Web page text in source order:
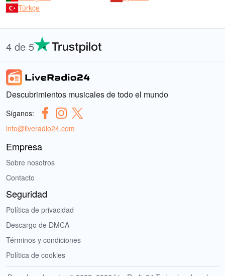
Türkçe
4 de 5
Descubrimientos musicales de todo el mundo
Síganos:
info@liveradio24.com
Empresa
Sobre nosotros
Contacto
Seguridad
Política de privacidad
Descargo de DMCA
Términos y condiciones
Política de cookies